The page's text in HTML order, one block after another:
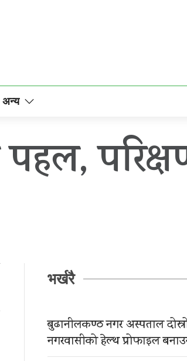
अन्य
पहल,
भर्खरै
बुढानीलकण्ठ नगर अस्पताल
नगरवासीको हेल्थ प्रोफाइल